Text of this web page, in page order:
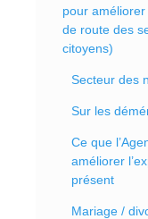
pour améliorer
de route des
citoyens)
Secteur des
Sur les
Ce que
améliorer
présent
Mariage /